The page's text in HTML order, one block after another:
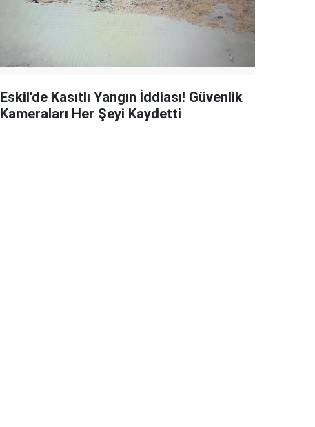
Eskil'de Kasıtlı Yangın İddiası! Güvenlik
Kameraları Her Şeyi Kaydetti